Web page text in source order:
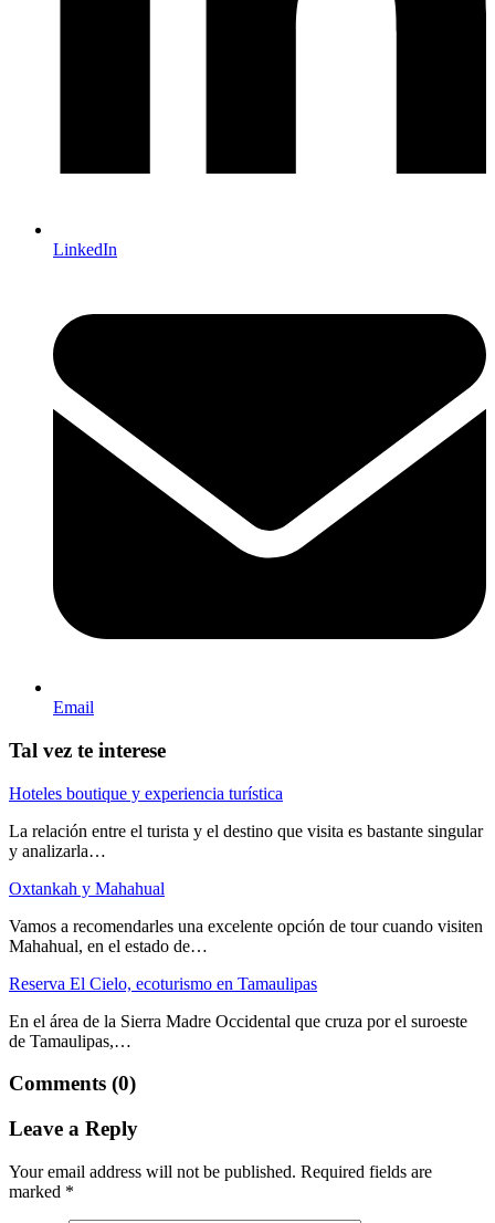
LinkedIn
Email
Tal vez te interese
Hoteles boutique y experiencia turística
La relación entre el turista y el destino que visita es bastante singular
y analizarla…
Oxtankah y Mahahual
Vamos a recomendarles una excelente opción de tour cuando visiten
Mahahual, en el estado de…
Reserva El Cielo, ecoturismo en Tamaulipas
En el área de la Sierra Madre Occidental que cruza por el suroeste
de Tamaulipas,…
Comments (0)
Leave a Reply
Your email address will not be published. Required fields are
marked *